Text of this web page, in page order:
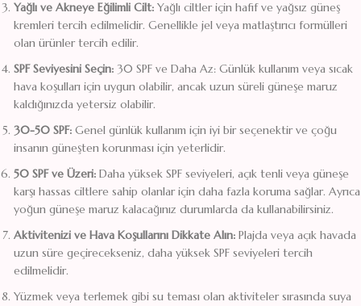
Yağlı ve Akneye Eğilimli Cilt: Yağlı ciltler için hafif ve yağsız güneş
kremleri tercih edilmelidir. Genellikle jel veya matlaştırıcı formülleri
olan ürünler tercih edilir.
SPF Seviyesini Seçin: 30 SPF ve Daha Az: Günlük kullanım veya sıcak
hava koşulları için uygun olabilir, ancak uzun süreli güneşe maruz
kaldığınızda yetersiz olabilir.
30-50 SPF: Genel günlük kullanım için iyi bir seçenektir ve çoğu
insanın güneşten korunması için yeterlidir.
50 SPF ve Üzeri: Daha yüksek SPF seviyeleri, açık tenli veya güneşe
karşı hassas ciltlere sahip olanlar için daha fazla koruma sağlar. Ayrıca
yoğun güneşe maruz kalacağınız durumlarda da kullanabilirsiniz.
Aktivitenizi ve Hava Koşullarını Dikkate Alın: Plajda veya açık havada
uzun süre geçirecekseniz, daha yüksek SPF seviyeleri tercih
edilmelidir.
Yüzmek veya terlemek gibi su teması olan aktiviteler sırasında suya